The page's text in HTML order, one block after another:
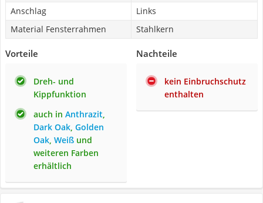
Anschlag
Links
Material Fensterrahmen
Stahlkern
Vorteile
Dreh- und
Kippfunktion
auch in Anthrazit,
Dark Oak, Golden
Oak, Weiß und
weiteren Farben
erhältlich
Nachteile
kein Einbruchschutz
enthalten